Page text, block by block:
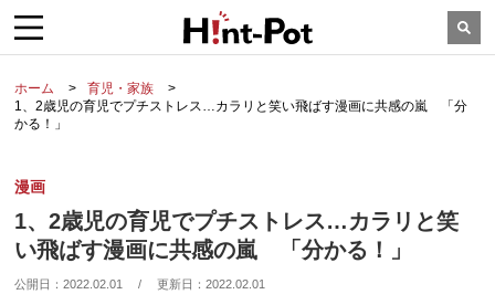
ホーム
育児・家族
1、2歳児の育児でプチストレス…カラリと笑い飛ばす漫画に共感の嵐 「分
かる！」
漫画
1、2歳児の育児でプチストレス…カラリと笑
い飛ばす漫画に共感の嵐 「分かる！」
公開日：2022.02.01 / 更新日：2022.02.01